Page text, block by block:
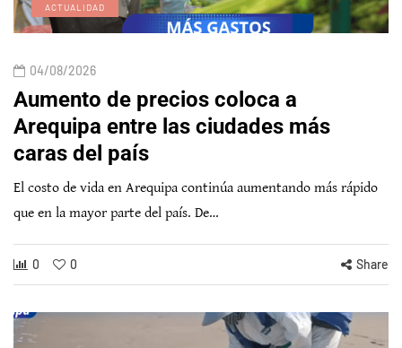
ACTUALIDAD
04/08/2026
Aumento de precios coloca a
Arequipa entre las ciudades más
caras del país
El costo de vida en Arequipa continúa aumentando más rápido
que en la mayor parte del país. De…
0 0 Share